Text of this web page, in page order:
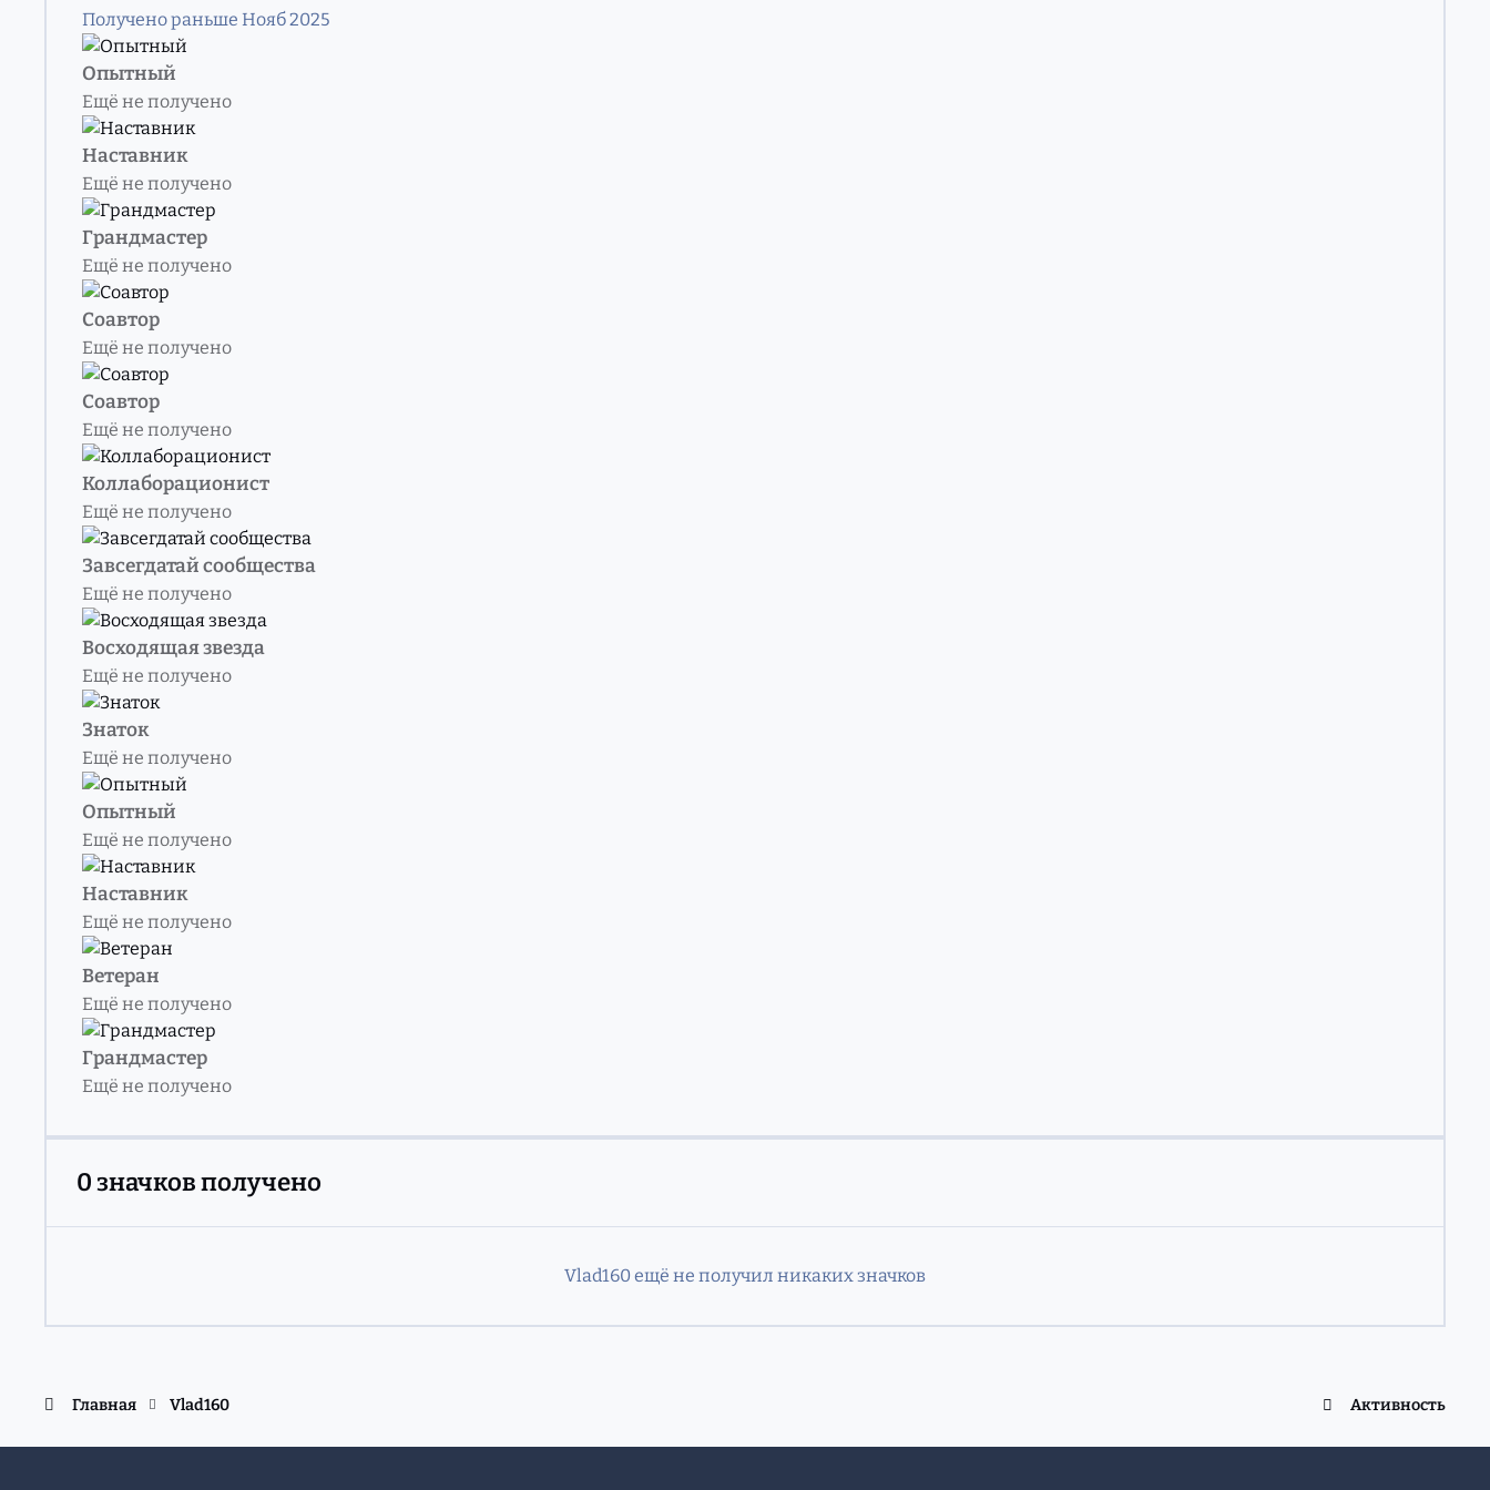
Получено раньше Нояб 2025
Опытный
Ещё не получено
Наставник
Ещё не получено
Грандмастер
Ещё не получено
Соавтор
Ещё не получено
Соавтор
Ещё не получено
Коллаборационист
Ещё не получено
Завсегдатай сообщества
Ещё не получено
Восходящая звезда
Ещё не получено
Знаток
Ещё не получено
Опытный
Ещё не получено
Наставник
Ещё не получено
Ветеран
Ещё не получено
Грандмастер
Ещё не получено
0 значков получено
Vlad160 ещё не получил никаких значков
Главная Vlad160 Активность